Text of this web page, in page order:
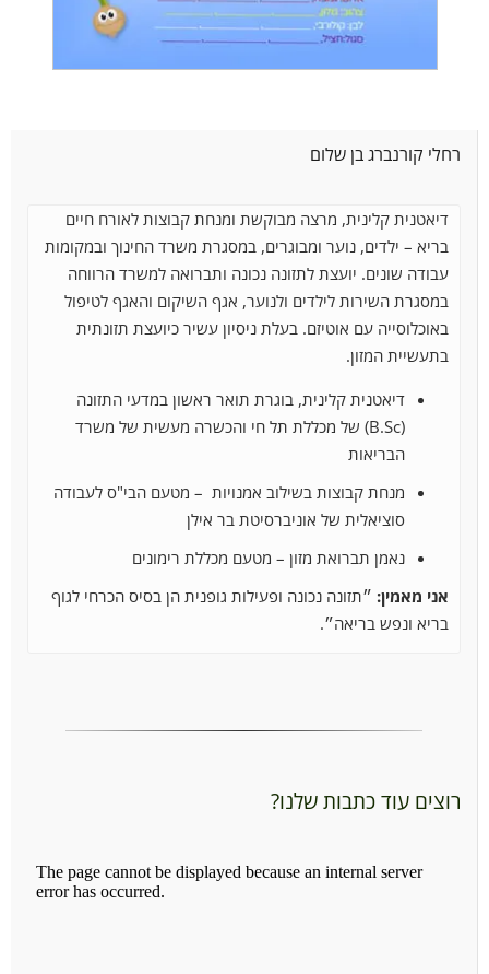
רחלי קורנברג בן שלום
דיאטנית קלינית, מרצה מבוקשת ומנחת קבוצות לאורח חיים
בריא – ילדים, נוער ומבוגרים, במסגרת משרד החינוך ובמקומות
עבודה שונים. יועצת לתזונה נכונה ותברואה למשרד הרווחה
במסגרת השירות לילדים ולנוער, אגף השיקום והאגף לטיפול
באוכלוסייה עם אוטיזם. בעלת ניסיון עשיר כיועצת תזונתית
בתעשיית המזון.
דיאטנית קלינית, בוגרת תואר ראשון במדעי התזונה
(B.Sc) של מכללת תל חי והכשרה מעשית של משרד
הבריאות
מנחת קבוצות בשילוב אמנויות – מטעם הבי"ס לעבודה
סוציאלית של אוניברסיטת בר אילן
נאמן תברואת מזון – מטעם מכללת רימונים
אני מאמין: ״תזונה נכונה ופעילות גופנית הן בסיס הכרחי לגוף
בריא ונפש בריאה״.
רוצים עוד כתבות שלנו?